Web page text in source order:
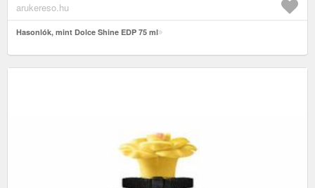
arukereso.hu
Hasonlók, mint Dolce Shine EDP 75 ml